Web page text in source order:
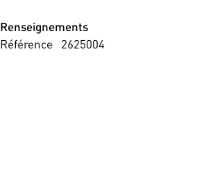
Renseignements
Référence
2625004